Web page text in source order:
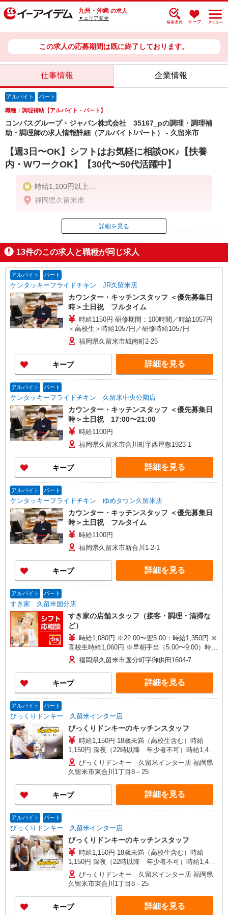
九州・沖縄 の求人
▼エリア変更
この求人の応募期間は既に終了しております。
仕事情報 企業情報
アルバイト パート
職種：調理補助【アルバイト・パート】
コンパスグループ・ジャパン株式会社 35167_pの調理・調理補
助・調理師の求人情報詳細（アルバイト/パート） - 久留米市
【週3日〜OK】シフトはお気軽に相談OK♪【扶養
内・WワークOK】【30代〜50代活躍中】
時給1,100円以上
残業が発生した場合、残業代を1分単位で別途支給し
福岡県久留米市
ID：AE0513145429
掲載期間終了
詳細を見る
13件のこの求人と職種が同じ求人
アルバイト パート
ケンタッキーフライドチキン JR久留米店
カウンター・キッチンスタッフ ＜優先募集日
時＞土日祝 フルタイム
時給1150円 研修期間：100時間／時給1057円
＜高校生＞時給1057円／研修時給1057円
福岡県久留米市城南町2-25
キープ 詳細を見る
アルバイト パート
ケンタッキーフライドチキン 久留米中央公園店
カウンター・キッチンスタッフ ＜優先募集日
時＞土日祝 17:00〜21:00
時給1100円
福岡県久留米市合川町字西屋敷1923-1
キープ 詳細を見る
アルバイト パート
ケンタッキーフライドチキン ゆめタウン久留米店
カウンター・キッチンスタッフ ＜優先募集日
時＞土日祝 フルタイム
時給1100円
福岡県久留米市新合川1-2-1
キープ 詳細を見る
アルバイト パート
すき家 久留米国分店
すき家の店舗スタッフ（接客・調理・清掃な
ど）
時給1,080円 ※22:00〜翌5:00：時給1,350円 ※
高校生時給1,060円 ※早朝手当（5:00〜9:00）時給
＋150円
福岡県久留米市国分町字御供田1604-7
キープ 詳細を見る
アルバイト パート
びっくりドンキー 久留米インター店
びっくりドンキーのキッチンスタッフ
時給1,150円 18歳未満（高校生含む）時給
1,150円 深夜（22時以降 年少者不可）時給1,438
円 ☆土日祝日手当：時給＋100円 ☆12月31日〜1
月3日まで年末年始手当有（時給アップ）
びっくりドンキー 久留米インター店 福岡県
久留米市東合川1丁目8－25
キープ 詳細を見る
アルバイト パート
びっくりドンキー 久留米インター店
びっくりドンキーのキッチンスタッフ
時給1,150円 18歳未満（高校生含む）時給
1,150円 深夜（22時以降 年少者不可）時給1,438
円 ☆土日祝日手当：時給＋100円 ☆12月31日〜1
月3日まで年末年始手当有（時給アップ）
びっくりドンキー 久留米インター店 福岡県
久留米市東合川1丁目8－25
キープ 詳細を見る